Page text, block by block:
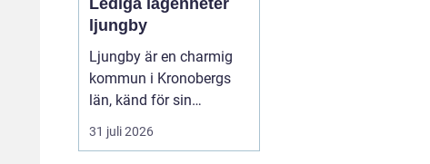
Lediga lägenheter
ljungby
Ljungby är en charmig
kommun i Kronobergs
län, känd för sin
exportorienterade
verkstadsindustri och
31 juli 2026